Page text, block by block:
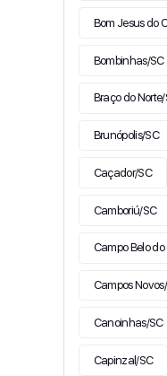
Bom Jesus do
Bombinhas/SC
Braço do Norte/
Brunópolis/SC
Caçador/SC
Camboriú/SC
Campo Belo do
Campos
Canoinhas/SC
Capinzal/SC